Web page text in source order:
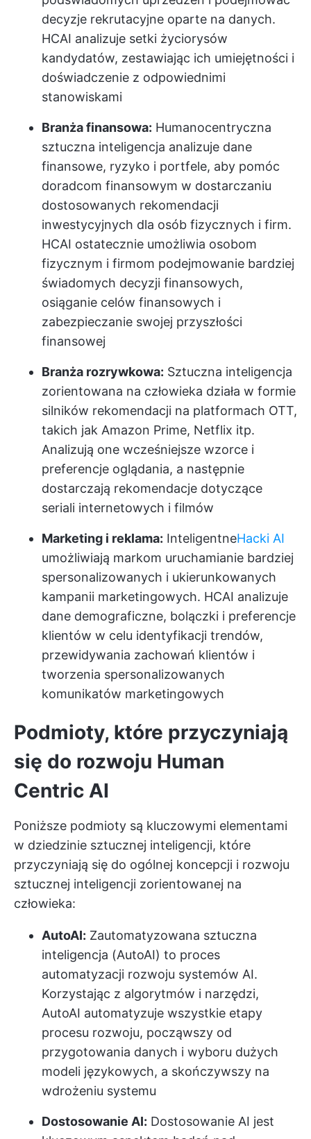
decyzje rekrutacyjne oparte na danych.
HCAI analizuje setki życiorysów
kandydatów, zestawiając ich umiejętności i
doświadczenie z odpowiednimi
stanowiskami
Branża finansowa: Humanocentryczna
sztuczna inteligencja analizuje dane
finansowe, ryzyko i portfele, aby pomóc
doradcom finansowym w dostarczaniu
dostosowanych rekomendacji
inwestycyjnych dla osób fizycznych i firm.
HCAI ostatecznie umożliwia osobom
fizycznym i firmom podejmowanie bardziej
świadomych decyzji finansowych,
osiąganie celów finansowych i
zabezpieczanie swojej przyszłości
finansowej
Branża rozrywkowa: Sztuczna inteligencja
zorientowana na człowieka działa w formie
silników rekomendacji na platformach OTT,
takich jak Amazon Prime, Netflix itp.
Analizują one wcześniejsze wzorce i
preferencje oglądania, a następnie
dostarczają rekomendacje dotyczące
seriali internetowych i filmów
Marketing i reklama: InteligentneHacki AI
umożliwiają markom uruchamianie bardziej
spersonalizowanych i ukierunkowanych
kampanii marketingowych. HCAI analizuje
dane demograficzne, bolączki i preferencje
klientów w celu identyfikacji trendów,
przewidywania zachowań klientów i
tworzenia spersonalizowanych
komunikatów marketingowych
Podmioty, które przyczyniają
się do rozwoju Human
Centric AI
Poniższe podmioty są kluczowymi elementami
w dziedzinie sztucznej inteligencji, które
przyczyniają się do ogólnej koncepcji i rozwoju
sztucznej inteligencji zorientowanej na
człowieka:
AutoAI: Zautomatyzowana sztuczna
inteligencja (AutoAI) to proces
automatyzacji rozwoju systemów AI.
Korzystając z algorytmów i narzędzi,
AutoAI automatyzuje wszystkie etapy
procesu rozwoju, począwszy od
przygotowania danych i wyboru dużych
modeli językowych, a skończywszy na
wdrożeniu systemu
Dostosowanie AI: Dostosowanie AI jest